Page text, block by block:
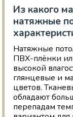
Из какого
натяжные
Натяжные
ПВХ-плёнки
высокой
глянцевые и
цветов.
обладают
перепадам